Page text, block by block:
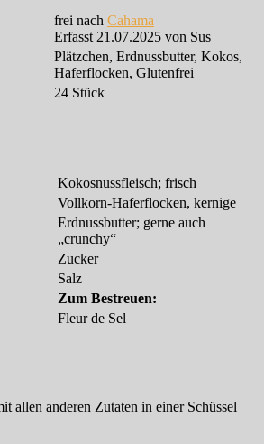
frei nach Cahama
Erfasst 21.07.2025 von Sus
Plätzchen, Erdnussbutter, Kokos,
Haferflocken, Glutenfrei
24 Stück
Kokosnussfleisch; frisch
Vollkorn-Haferflocken, kernige
Erdnussbutter; gerne auch
„crunchy“
Zucker
Salz
Zum Bestreuen:
Fleur de Sel
allen anderen Zutaten in einer Schüssel